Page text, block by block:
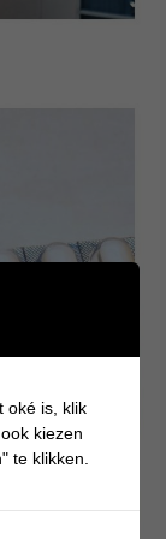
oké is, klik
kiezen
te klikken.